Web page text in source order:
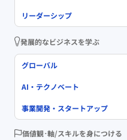
リーダーシップ
発展的なビジネスを学ぶ
グローバル
AI・テクノベート
事業開発・スタートアップ
価値観･軸/スキルを身につける